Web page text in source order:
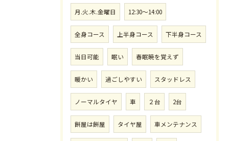
月.火.木.金曜日 12:30〜14:00
全身コース 上半身コース 下半身コース
当日可能 眠い 春眠暁を覚えず
暖かい 過ごしやすい スタッドレス
ノーマルタイヤ 車 ２台 2台
餅屋は餅屋 タイヤ屋 車メンテナンス